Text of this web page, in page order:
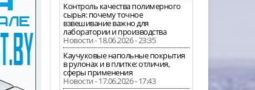
Контроль качества полимерного
сырья: почему точное
взвешивание важно для
лаборатории и производства
Новости - 18.06.2026 - 23:35
Каучуковые напольные покрытия
в рулонах и в плитке: отличия,
сферы применения
Новости - 17.06.2026 - 17:43